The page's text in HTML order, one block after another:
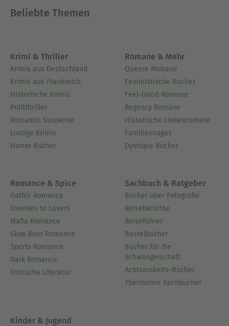
Beliebte Themen
Krimi & Thriller
Krimis aus Deutschland
Krimis aus Frankreich
Historische Krimis
Politthriller
Romantic Suspense
Lustige Krimis
Horror Bücher
Romane & Mehr
Queere Romane
Feministische Bücher
Feel-Good-Romane
Regency Romane
Historische Liebesromane
Familiensagas
Dystopie Bücher
Romance & Spice
Gothic Romance
Enemies to Lovers
Mafia Romance
Slow Burn Romance
Sports Romance
Dark Romance
Erotische Literatur
Sachbuch & Ratgeber
Bücher über Fotografie
Reiseberichte
Reiseführer
Bastelbücher
Bücher für die
Schwangerschaft
Achtsamkeits-Bücher
Thermomix Kochbücher
Kinder & Jugend